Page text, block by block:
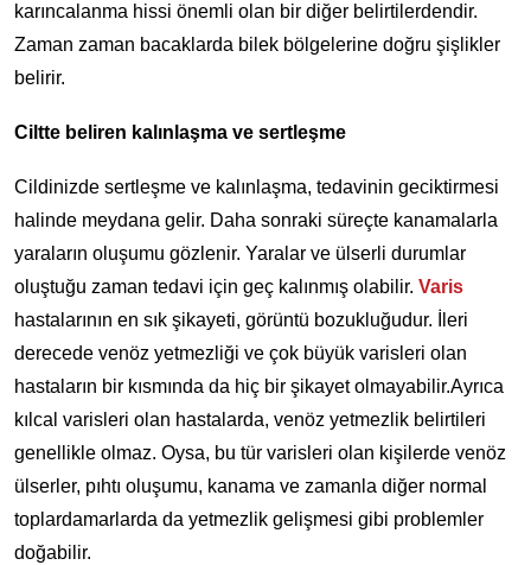
karıncalanma hissi önemli olan bir diğer belirtilerdendir.
Zaman zaman bacaklarda bilek bölgelerine doğru şişlikler
belirir.
Ciltte beliren kalınlaşma ve sertleşme
Cildinizde sertleşme ve kalınlaşma, tedavinin geciktirmesi
halinde meydana gelir. Daha sonraki süreçte kanamalarla
yaraların oluşumu gözlenir. Yaralar ve ülserli durumlar
oluştuğu zaman tedavi için geç kalınmış olabilir. Varis
hastalarının en sık şikayeti, görüntü bozukluğudur. İleri
derecede venöz yetmezliği ve çok büyük varisleri olan
hastaların bir kısmında da hiç bir şikayet olmayabilir.Ayrıca
kılcal varisleri olan hastalarda, venöz yetmezlik belirtileri
genellikle olmaz. Oysa, bu tür varisleri olan kişilerde venöz
ülserler, pıhtı oluşumu, kanama ve zamanla diğer normal
toplardamarlarda da yetmezlik gelişmesi gibi problemler
doğabilir.